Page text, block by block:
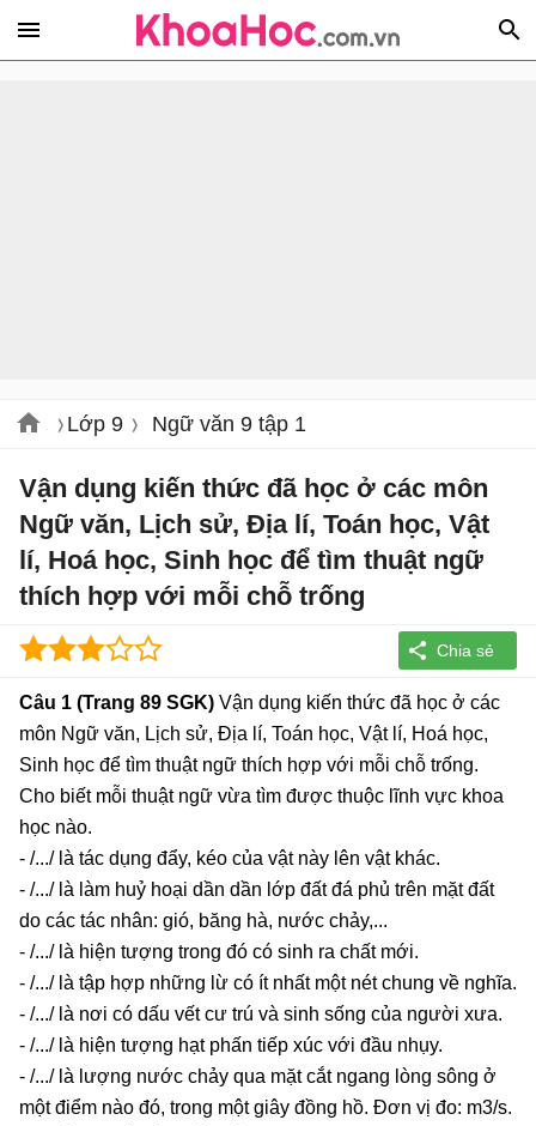
Lớp 9 Ngữ văn 9 tập 1
Vận dụng kiến thức đã học ở các môn
Ngữ văn, Lịch sử, Địa lí, Toán học, Vật
lí, Hoá học, Sinh học để tìm thuật ngữ
thích hợp với mỗi chỗ trống
Câu 1 (Trang 89 SGK) Vận dụng kiến thức đã học ở các
môn Ngữ văn, Lịch sử, Địa lí, Toán học, Vật lí, Hoá học,
Sinh học để tìm thuật ngữ thích hợp với mỗi chỗ trống.
Cho biết mỗi thuật ngữ vừa tìm được thuộc lĩnh vực khoa
học nào.
- /.../ là tác dụng đẩy, kéo của vật này lên vật khác.
- /.../ là làm huỷ hoại dần dần lớp đất đá phủ trên mặt đất
do các tác nhân: gió, băng hà, nước chảy,...
- /.../ là hiện tượng trong đó có sinh ra chất mới.
- /.../ là tập hợp những lừ có ít nhất một nét chung về nghĩa.
- /.../ là nơi có dấu vết cư trú và sinh sống của người xưa.
- /.../ là hiện tượng hạt phấn tiếp xúc với đầu nhụy.
- /.../ là lượng nước chảy qua mặt cắt ngang lòng sông ở
một điểm nào đó, trong một giây đồng hồ. Đơn vị đo: m3/s.